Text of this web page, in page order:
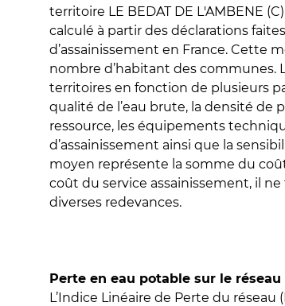
territoire LE BEDAT DE L'AMBENE
calculé à partir des déclarations
d’assainissement en France. Cette
nombre d’habitant des communes.
territoires en fonction de plusieurs
qualité de l’eau brute, la densité de
ressource, les équipements
d’assainissement ainsi que la
moyen représente la somme du
coût du service assainissement, il
diverses redevances.
Perte en eau potable sur le réseau
L’Indice Linéaire de Perte du